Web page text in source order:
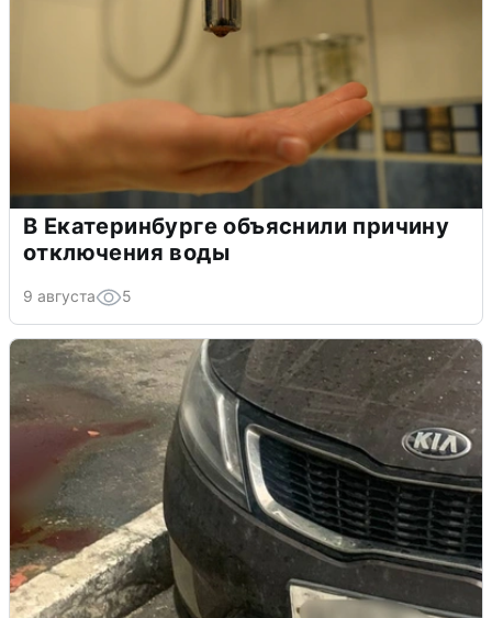
В Екатеринбурге объяснили причину
отключения воды
9 августа 5